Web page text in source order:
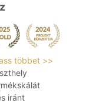
többet >>
iránt